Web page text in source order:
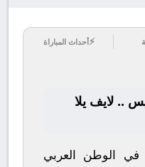
⚡أحداث المباراة
.. لايف يلا
الوطن العربي